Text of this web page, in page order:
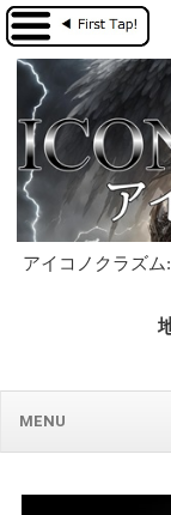
アイコノクラズ
MENU